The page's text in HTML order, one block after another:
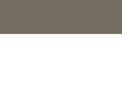
STARTSEITE